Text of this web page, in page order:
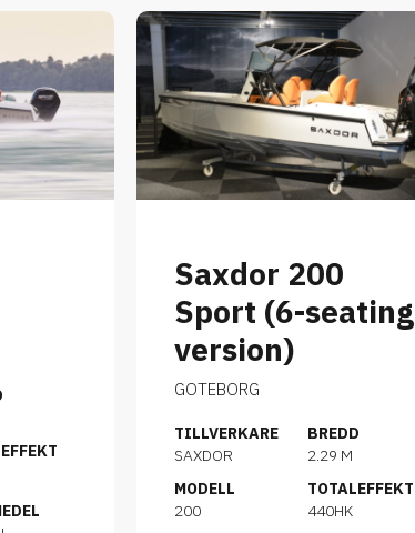
Saxdor 200
Sport (6-seating
version)
GOTEBORG
TILLVERKARE
SAXDOR
MODELL
200
BREDD
2.29 M
TOTALEFFEKT
440HK